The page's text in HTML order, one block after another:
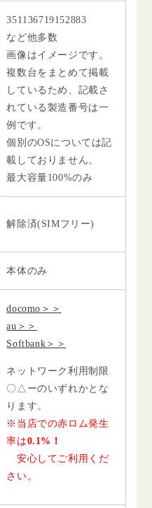
351136719152883
など他多数
画像はイメージです。
複数台をまとめて掲載
しているため、記載さ
れている製造番号は一
例です。
個別のOSについては記
載しておりません。
最大容量100%のみ
解除済(SIMフリー)
本体のみ
docomo＞＞
au＞＞
Softbank＞＞
ネットワーク利用制限
〇△ーのいずれかとな
ります。
※当店での赤ロム発生
率は0.1%！
安心してご利用くだ
さい。